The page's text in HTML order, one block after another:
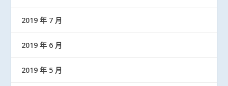
2019 年 7 月
2019 年 6 月
2019 年 5 月